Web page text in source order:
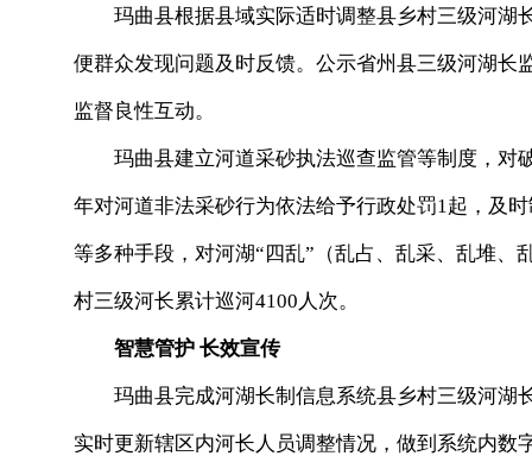
玛曲县根据县域实际适时调整县乡村三级河湖
便群众发现问题及时反馈。公示省州县三级河湖
监督良性互动。
玛曲县建立河道采砂执法巡查监管等制度，对
年对河道非法采砂行为依法给予行政处罚1起，及
等多种手段，对河湖“四乱”（乱占、乱采、乱堆
村三级河长累计巡河4100人次。
智慧管护 长效宣传
玛曲县完成河湖长制信息系统县乡村三级河湖
实时更新辖区内河长人员调整情况，做到系统内数